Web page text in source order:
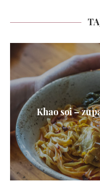
Khao soi –